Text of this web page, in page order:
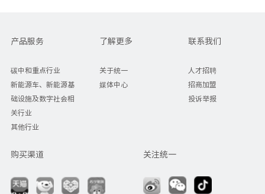
产品服务
碳中和重点行业
新能源车、新能源基
础设施及数字社会相
关行业
其他行业
了解更多
关于统一
媒体中心
联系我们
人才招聘
招商加盟
投诉举报
购买渠道 关注统一